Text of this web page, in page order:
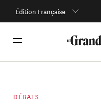
Édition Française
DÉBATS